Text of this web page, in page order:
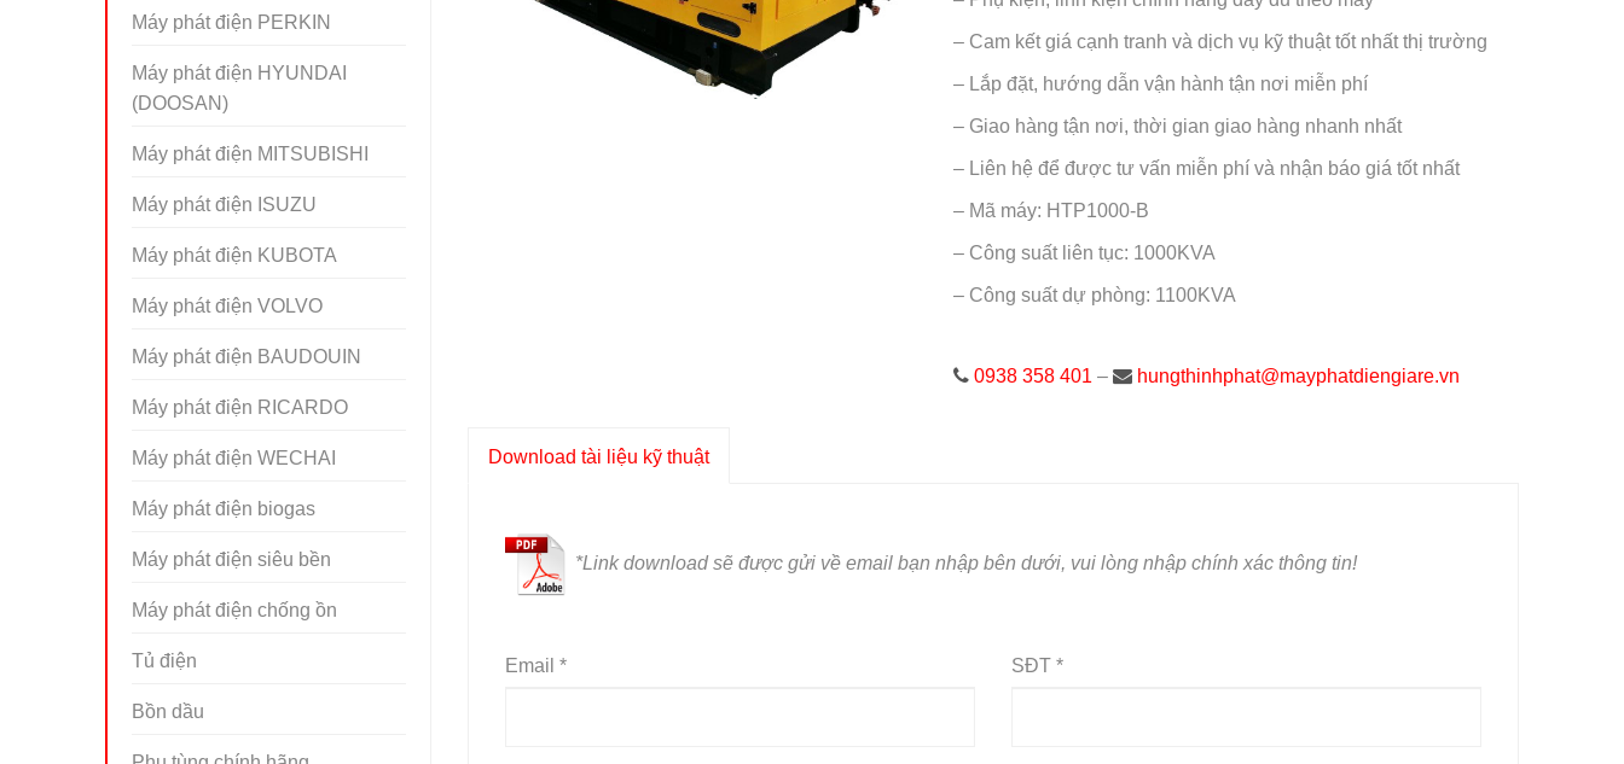
– Cam kết giá cạnh tranh và dịch vụ kỹ thuật tốt nhất thị trường
– Lắp đặt, hướng dẫn vận hành tận nơi miễn phí
– Giao hàng tận nơi, thời gian giao hàng nhanh nhất
– Liên hệ để được tư vấn miễn phí và nhận báo giá tốt nhất
– Mã máy: HTP1000-B
– Công suất liên tục: 1000KVA
– Công suất dự phòng: 1100KVA
0938 358 401 – hungthinhphat@mayphatdiengiare.vn
Download tài liệu kỹ thuật
*Link download sẽ được gửi về email bạn nhập bên dưới, vui lòng nhập chính xác thông tin!
Email * SĐT *
Máy phát điện PERKIN
Máy phát điện HYUNDAI
(DOOSAN)
Máy phát điện MITSUBISHI
Máy phát điện ISUZU
Máy phát điện KUBOTA
Máy phát điện VOLVO
Máy phát điện BAUDOUIN
Máy phát điện RICARDO
Máy phát điện WECHAI
Máy phát điện biogas
Máy phát điện siêu bền
Máy phát điện chống ồn
Tủ điện
Bồn dầu